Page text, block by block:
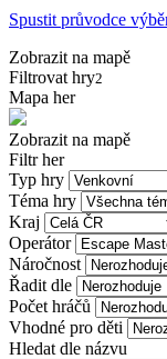
Spustit průvodce
Zobrazit na mapě
Filtrovat hry2
Mapa her
Zobrazit na mapě
Filtr her
Typ hry
Téma hry
Kraj
Operátor
Náročnost
Řadit dle
Počet hráčů
Vhodné pro děti
Hledat dle názvu